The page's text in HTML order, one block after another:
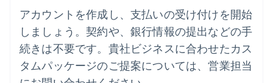
アカウントを作成し、支払いの受け付けを開始
しましょう。契約や、銀行情報の提出などの手
続きは不要です。貴社ビジネスに合わせたカス
タムパッケージのご提案については、営業担当
ニュージーランド
English
ノルウェー
English
ハンガリー
English
フィンランド